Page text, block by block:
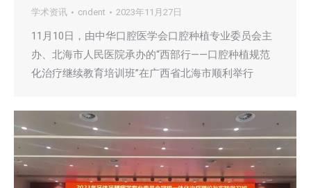
学术资讯 cndent 2023年11月27日
11月10日，由中华口腔医学会口腔种植专业委员会主
办、北海市人民医院承办的“西部行——口腔种植规范
化治疗继续教育培训班”在广西省北海市顺利举行